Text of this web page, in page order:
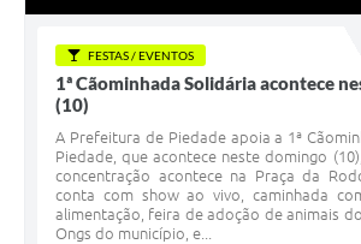
FESTAS / EVENTOS
1ª Cãominhada Solidária acontece
(10)
A Prefeitura de Piedade apoia a 1ª
Piedade, que acontece neste domingo
concentração acontece na Praça da
conta com show ao vivo, caminhada
alimentação, feira de adoção de animais
Ongs do município, e...